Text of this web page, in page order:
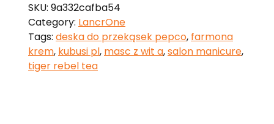
SKU: 9a332cafba54
Category: LancrOne
Tags: deska do przekąsek pepco, farmona
krem, kubusi pl, masc z wit a,salon manicure,
tiger rebel tea